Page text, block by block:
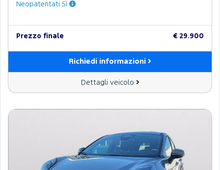
Neopatentati Sì
Prezzo finale € 29.900
Richiedi informazioni
Dettagli veicolo